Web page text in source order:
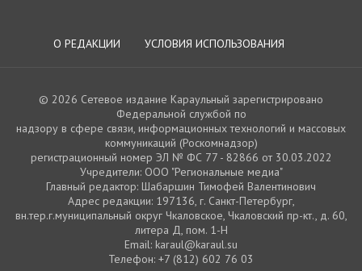
О РЕДАКЦИИ УСЛОВИЯ ИСПОЛЬЗОВАНИЯ
© 2026 Сетевое издание Караульный зарегистрировано
Федеральной службой по
надзору в сфере связи, информационных технологий и массовых
коммуникаций (Роскомнадзор)
регистрационный номер ЭЛ № ФС 77 - 82866 от 30.03.2022
Учредители: ООО "Региональные медиа"
Главный редактор: Шабаршин Тимофей Валентинович
Адрес редакции: 197136, г. Санкт-Петербург,
вн.тер.г.муниципальный округ Чкаловское, Чкаловский пр-кт., д. 60,
литера Д, пом. 1-Н
Email: karaul@karaul.su
Телефон: +7 (812) 602 76 03